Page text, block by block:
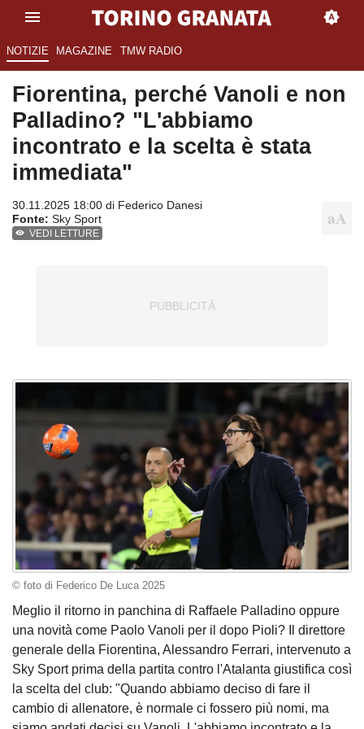
NOTIZIE MAGAZINE TMW RADIO
Fiorentina, perché Vanoli e non
Palladino? "L'abbiamo
incontrato e la scelta è stata
immediata"
30.11.2025 18:00 di Federico Danesi
Fonte: Sky Sport
VEDI LETTURE
© foto di Federico De Luca 2025
Meglio il ritorno in panchina di Raffaele Palladino oppure
una novità come Paolo Vanoli per il dopo Pioli? Il direttore
generale della Fiorentina, Alessandro Ferrari, intervenuto a
Sky Sport prima della partita contro l'Atalanta giustifica così
la scelta del club: "Quando abbiamo deciso di fare il
cambio di allenatore, è normale ci fossero più nomi, ma